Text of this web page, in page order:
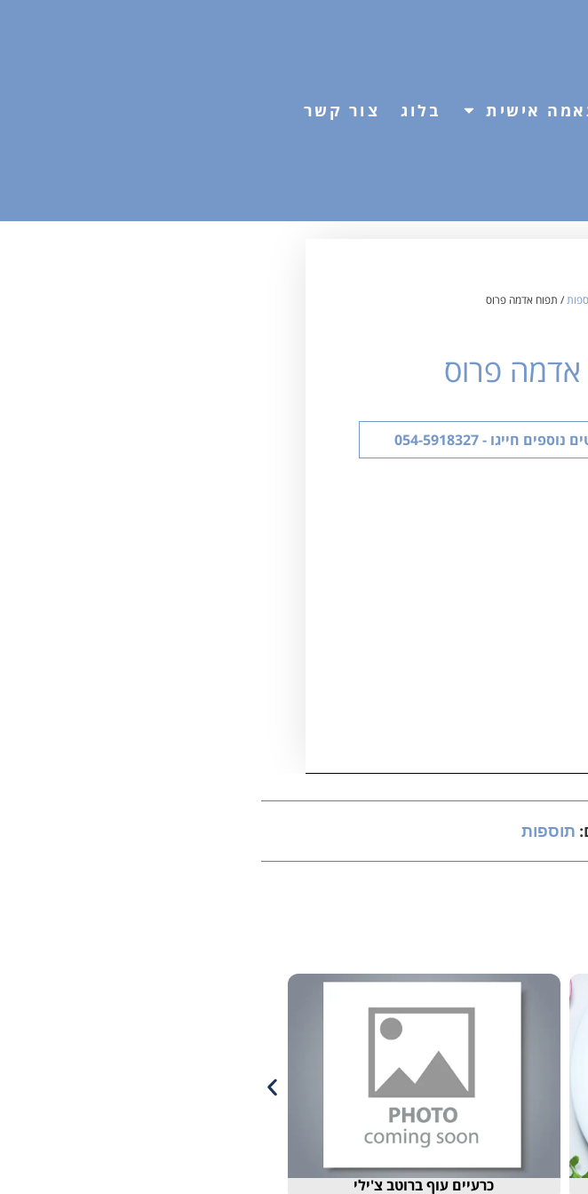
אישית בלוג צור קשר
/ תפוח אדמה פרוס
פרוס
חייגו - 054-5918327
תוספות
כרעיים עוף ברוטב צ'ילי